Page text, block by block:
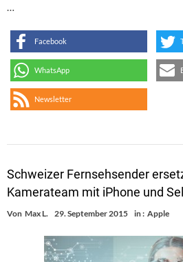
…
Facebook
WhatsApp
Newsletter
Schweizer Fernsehsender
Kamerateam mit iPhone und
Von Max L. 29. September 2015 in : Apple